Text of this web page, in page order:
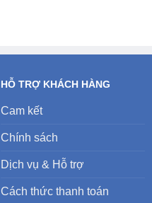
HỖ TRỢ KHÁCH HÀNG
Cam kết
Chính sách
Dịch vụ & Hỗ trợ
Cách thức thanh toán